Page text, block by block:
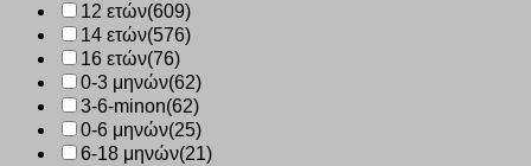
12 ετών(609)
14 ετών(576)
16 ετών(76)
0-3 μηνών(62)
3-6-minon(62)
0-6 μηνών(25)
6-18 μηνών(21)